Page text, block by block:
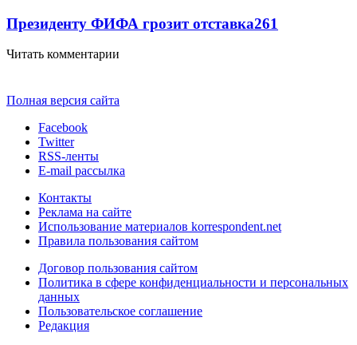
Президенту ФИФА грозит отставка261
Читать комментарии
Полная версия сайта
Facebook
Twitter
RSS-ленты
E-mail рассылка
Контакты
Реклама на сайте
Использование материалов korrespondent.net
Правила пользования сайтом
Договор пользования сайтом
Политика в сфере конфиденциальности и персональных
данных
Пользовательское соглашение
Редакция